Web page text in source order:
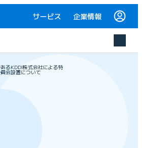
サービス 企業情報
るKDDI株式会社による特
会設置について